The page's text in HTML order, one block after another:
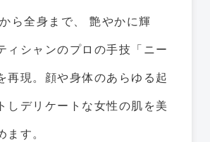
ら全身まで、 艶やかに輝
ィシャンのプロの手技「ニー
再現。顔や身体のあらゆる起
しデリケートな女性の肌を美
ます。